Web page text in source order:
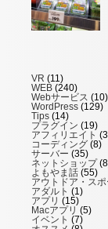
VR (11)
WEB (240)
Webサービス (10)
WordPress (129)
Tips (14)
プラグイン (19)
アフィリエイト
コーディング (8)
サーバー (35)
ネットショップ
よもやま話 (55)
アウトドア・スポ
アダルト (1)
アプリ (15)
Macアプリ (5)
イベント (7)